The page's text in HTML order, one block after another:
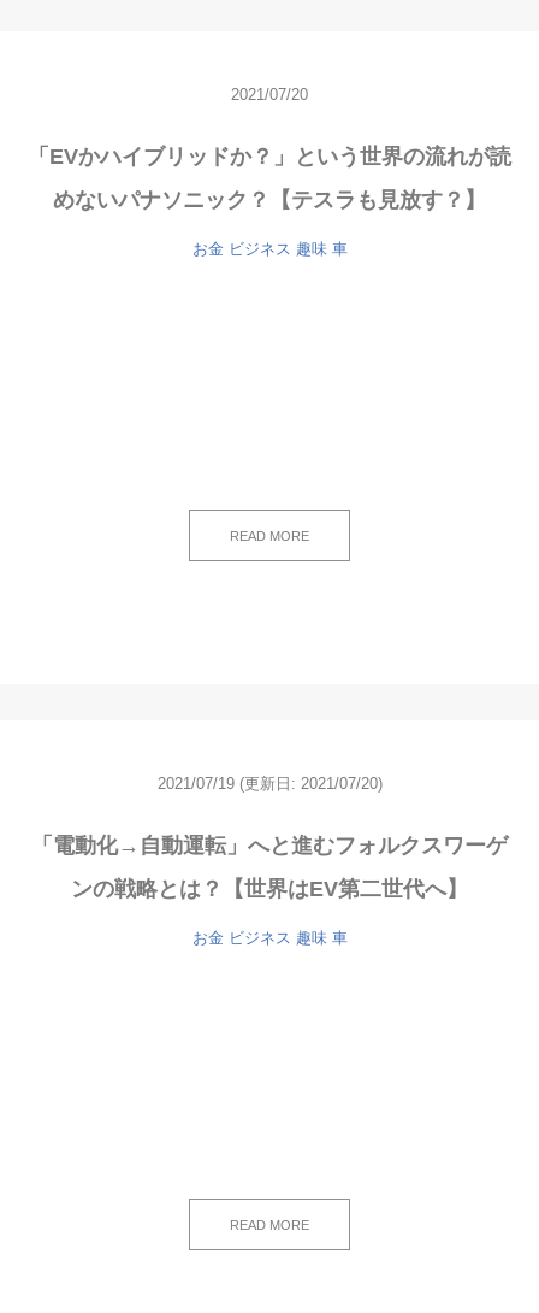
2021/07/20
「EVかハイブリッドか？」という世界の流れが読
めないパナソニック？【テスラも見放す？】
お金 ビジネス 趣味 車
READ MORE
2021/07/19 (更新日: 2021/07/20)
「電動化→自動運転」へと進むフォルクスワーゲ
ンの戦略とは？【世界はEV第二世代へ】
お金 ビジネス 趣味 車
READ MORE